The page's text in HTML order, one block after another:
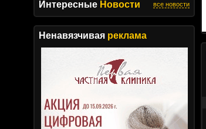
Интересные Новости все новости
Ненавязчивая реклама